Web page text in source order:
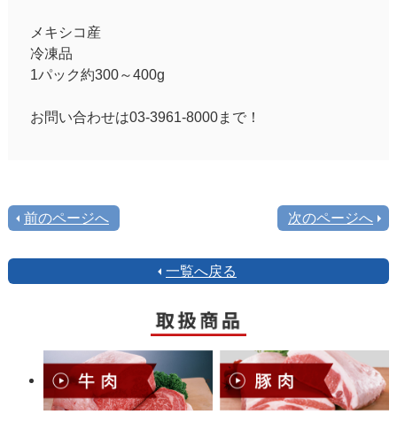
メキシコ産
冷凍品
1パック約300～400g
お問い合わせは03-3961-8000まで！
前のページへ 次のページへ
一覧へ戻る